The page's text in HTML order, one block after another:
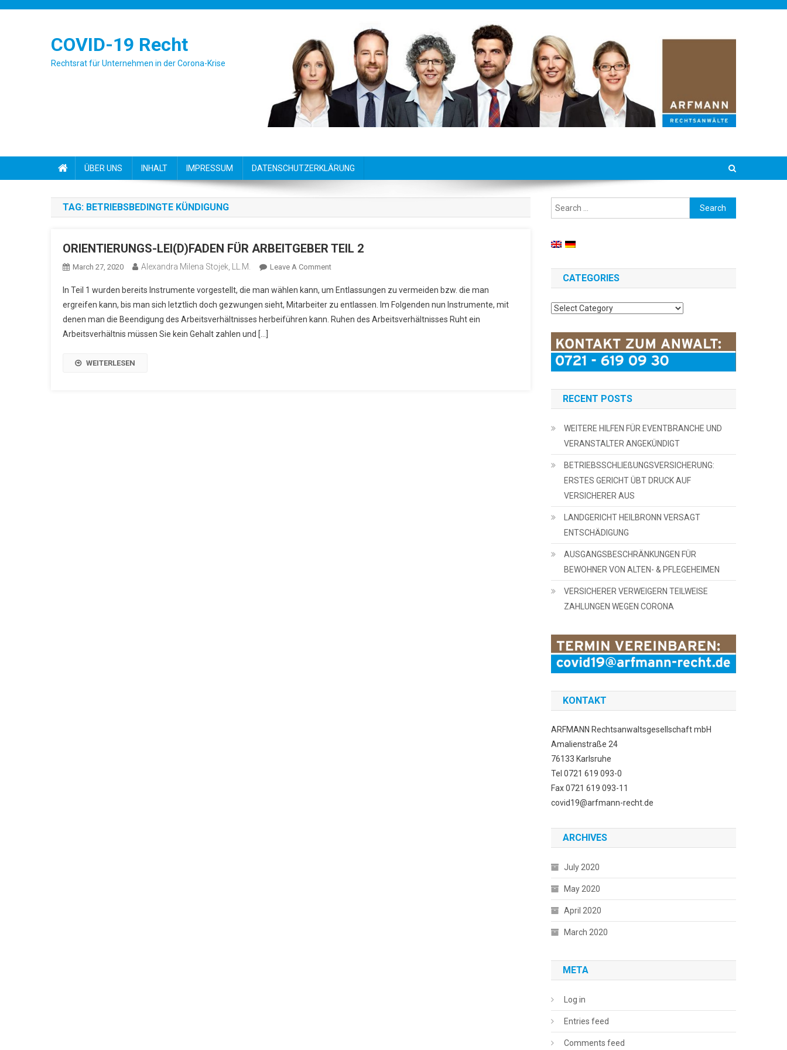
COVID-19 Recht
Rechtsrat für Unternehmen in der Corona-Krise
ÜBER UNS INHALT IMPRESSUM DATENSCHUTZERKLÄRUNG
TAG: BETRIEBSBEDINGTE KÜNDIGUNG
ORIENTIERUNGS-LEI(D)FADEN FÜR ARBEITGEBER TEIL 2
March 27, 2020 Alexandra Milena Stojek, LL.M. Leave A Comment
In Teil 1 wurden bereits Instrumente vorgestellt, die man wählen kann, um Entlassungen zu vermeiden bzw. die man
ergreifen kann, bis man sich letztlich doch gezwungen sieht, Mitarbeiter zu entlassen. Im Folgenden nun Instrumente, mit
denen man die Beendigung des Arbeitsverhältnisses herbeiführen kann. Ruhen des Arbeitsverhältnisses Ruht ein
Arbeitsverhältnis müssen Sie kein Gehalt zahlen und […]
WEITERLESEN
Search for:
CATEGORIES
Categories
RECENT POSTS
WEITERE HILFEN FÜR EVENTBRANCHE UND
VERANSTALTER ANGEKÜNDIGT
BETRIEBSSCHLIEßUNGSVERSICHERUNG:
ERSTES GERICHT ÜBT DRUCK AUF
VERSICHERER AUS
LANDGERICHT HEILBRONN VERSAGT
ENTSCHÄDIGUNG
AUSGANGSBESCHRÄNKUNGEN FÜR
BEWOHNER VON ALTEN- & PFLEGEHEIMEN
VERSICHERER VERWEIGERN TEILWEISE
ZAHLUNGEN WEGEN CORONA
KONTAKT
ARFMANN Rechtsanwaltsgesellschaft mbH
Amalienstraße 24
76133 Karlsruhe
Tel 0721 619 093-0
Fax 0721 619 093-11
covid19@arfmann-recht.de
ARCHIVES
July 2020
May 2020
April 2020
March 2020
META
Log in
Entries feed
Comments feed